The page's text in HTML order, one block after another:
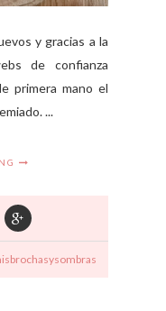
y gracias a la
de confianza
primera mano el
...